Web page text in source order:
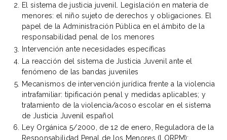
El sistema de justicia juvenil. Legislación en materia de
menores: el niño sujeto de derechos y obligaciones. El
papel de la Administración Pública en el ámbito de la
responsabilidad penal de los menores
Intervención ante necesidades específicas
La reacción del sistema de Justicia Juvenil ante el
fenómeno de las bandas juveniles
Mecanismos de intervención jurídica frente a la violencia
intrafamiliar: tipificación penal y medidas aplicables; y
tratamiento de la violencia/acoso escolar en el sistema
de Justicia Juvenil español
Ley Orgánica 5/2000, de 12 de enero, Reguladora de la
Responsabilidad Penal de los Menores (LORPM):